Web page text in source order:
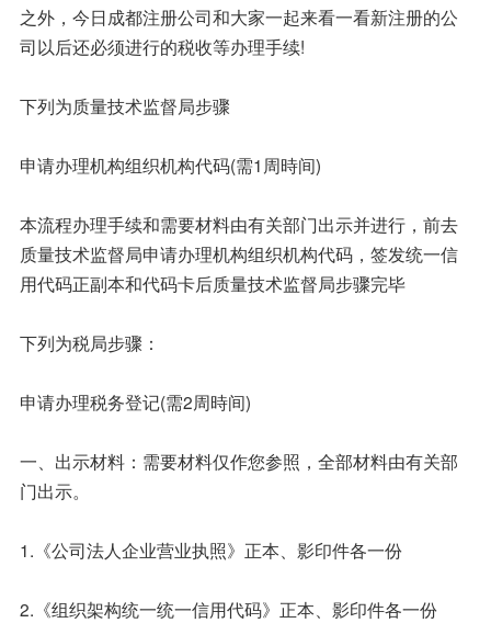
之外，今日成都注册公司和大家一起来看一看新注册的公
司以后还必须进行的税收等办理手续!
下列为质量技术监督局步骤
申请办理机构组织机构代码(需1周時间)
本流程办理手续和需要材料由有关部门出示并进行，前去
质量技术监督局申请办理机构组织机构代码，签发统一信
用代码正副本和代码卡后质量技术监督局步骤完毕
下列为税局步骤：
申请办理税务登记(需2周時间)
一、出示材料：需要材料仅作您参照，全部材料由有关部
门出示。
1.《公司法人企业营业执照》正本、影印件各一份
2.《组织架构统一统一信用代码》正本、影印件各一份